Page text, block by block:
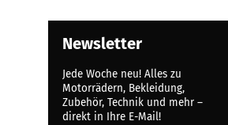
Newsletter
Jede Woche neu! Alles zu
Motorrädern, Bekleidung,
Zubehör, Technik und mehr –
direkt in Ihre E-Mail!